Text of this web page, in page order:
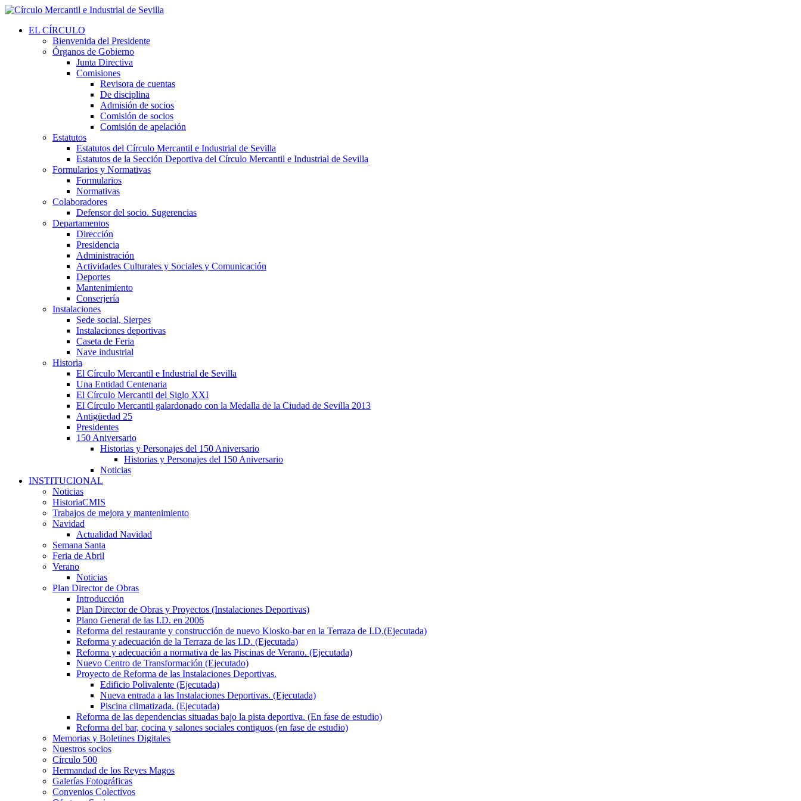
EL CÍRCULO
Bienvenida del Presidente
Órganos de Gobierno
Junta Directiva
Comisiones
Revisora de cuentas
De disciplina
Admisión de socios
Comisión de socios
Comisión de apelación
Estatutos
Estatutos del Círculo Mercantil e Industrial de Sevilla
Estatutos de la Sección Deportiva del Círculo Mercantil e Industrial de Sevilla
Formularios y Normativas
Formularios
Normativas
Colaboradores
Defensor del socio. Sugerencias
Departamentos
Dirección
Presidencia
Administración
Actividades Culturales y Sociales y Comunicación
Deportes
Mantenimiento
Conserjería
Instalaciones
Sede social, Sierpes
Instalaciones deportivas
Caseta de Feria
Nave industrial
Historia
El Círculo Mercantil e Industrial de Sevilla
Una Entidad Centenaria
El Círculo Mercantil del Siglo XXI
El Círculo Mercantil galardonado con la Medalla de la Ciudad de Sevilla 2013
Antigüedad 25
Presidentes
150 Aniversario
Historias y Personajes del 150 Aniversario
Historias y Personajes del 150 Aniversario
Noticias
INSTITUCIONAL
Noticias
HistoriaCMIS
Trabajos de mejora y mantenimiento
Navidad
Actualidad Navidad
Semana Santa
Feria de Abril
Verano
Noticias
Plan Director de Obras
Introducción
Plan Director de Obras y Proyectos (Instalaciones Deportivas)
Plano General de las I.D. en 2006
Reforma del restaurante y construcción de nuevo Kiosko-bar en la Terraza de I.D.(Ejecutada)
Reforma y adecuación de la Terraza de las I.D. (Ejecutada)
Reforma y adecuación a normativa de las Piscinas de Verano. (Ejecutada)
Nuevo Centro de Transformación (Ejecutado)
Proyecto de Reforma de las Instalaciones Deportivas.
Edificio Polivalente (Ejecutada)
Nueva entrada a las Instalaciones Deportivas. (Ejecutada)
Piscina climatizada. (Ejecutada)
Reforma de las dependencias situadas bajo la pista deportiva. (En fase de estudio)
Reforma del bar, cocina y salones sociales contiguos (en fase de estudio)
Memorias y Boletines Digitales
Nuestros socios
Círculo 500
Hermandad de los Reyes Magos
Galerías Fotográficas
Convenios Colectivos